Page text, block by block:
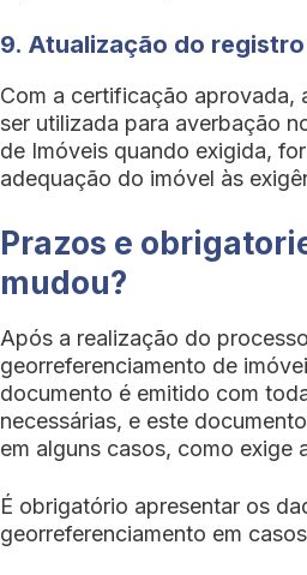
9. Atualização do
Com a certificação aprovada,
ser utilizada para averbação
de Imóveis quando exigida,
adequação do imóvel às
Prazos e
mudou?
Após a realização do
georreferenciamento de
documento é emitido com
necessárias, e este
em alguns casos, como exige
É obrigatório apresentar os
georreferenciamento em